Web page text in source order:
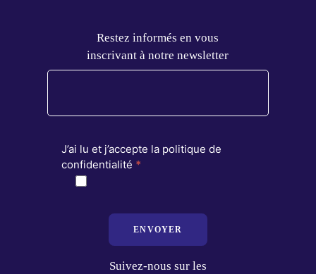
Restez informés en vous
inscrivant à notre newsletter
J’ai lu et j’accepte la politique de
confidentialité *
ENVOYER
Suivez-nous sur les